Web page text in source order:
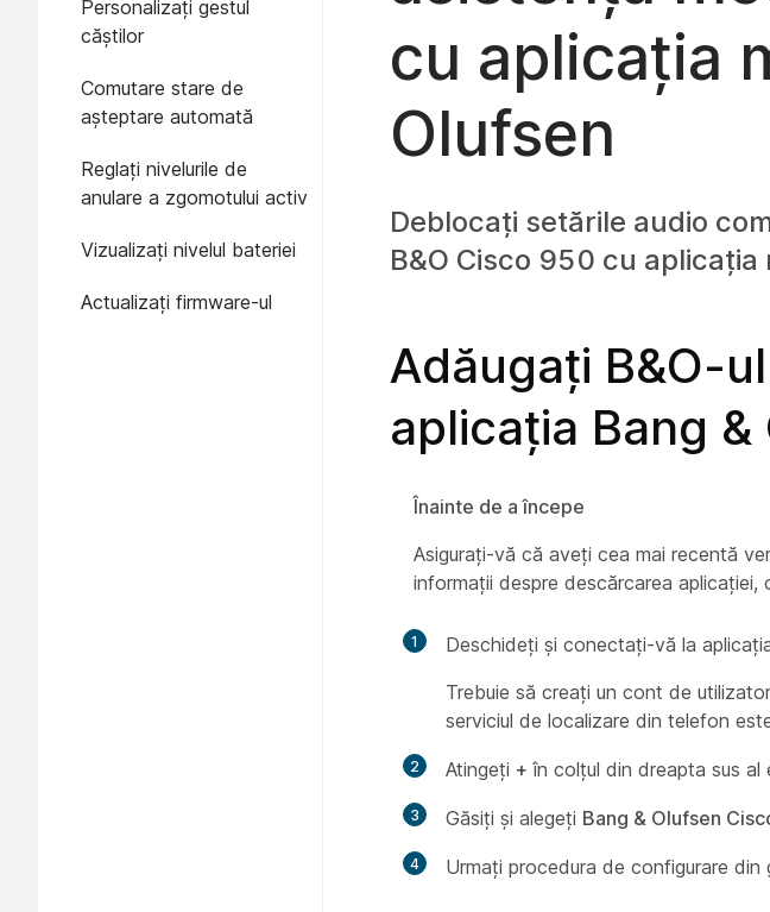
Personalizați gestul
căștilor
Comutare stare de
așteptare automată
Reglați nivelurile de
anulare a zgomotului activ
Vizualizați nivelul bateriei
Actualizați firmware-ul
cu aplicația
Olufsen
Deblocați setările audio
B&O Cisco 950 cu aplicația
Adăugați B&O-
aplicația Bang &
Înainte de a începe
Asigurați-vă că aveți cea mai recentă
informații despre descărcarea aplicației,
1
Deschideți și conectați-vă la
Trebuie să creați un cont de
serviciul de localizare din telefon
2 Atingeți + în colțul din dreapta sus al
3 Găsiți și alegeți Bang & Olufsen
4 Urmați procedura de configurare